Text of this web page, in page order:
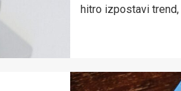
hitro izpostavi